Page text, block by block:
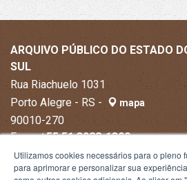
ARQUIVO PÚBLICO DO ESTADO
SUL
Rua Riachuelo 1031
Porto Alegre - RS -
mapa
90010-270
Fone:+55 51 3288-1300
Utilizamos cookies necessários para o pleno
para aprimorar e personalizar sua